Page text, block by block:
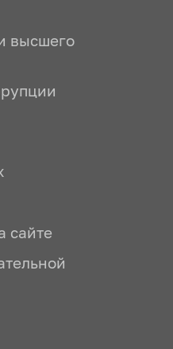
высшего
сайте